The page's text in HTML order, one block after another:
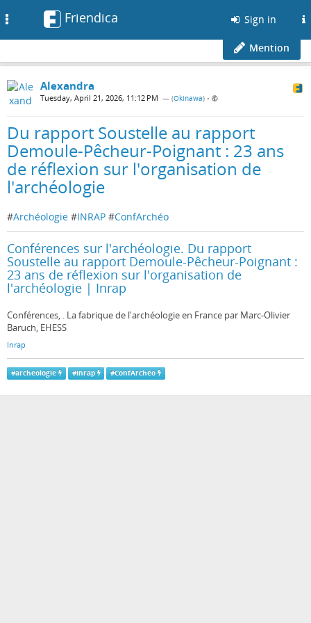
Friendica Sign in
Mention
Alexandra
Tuesday, April 21, 2026, 11:12 PM — (Okinawa) •
Du rapport Soustelle au rapport
Demoule-Pêcheur-Poignant : 23 ans
de réflexion sur l'organisation de
l'archéologie
#Archéologie #INRAP #ConfArchéo
Conférences sur l'archéologie. Du rapport
Soustelle au rapport Demoule-Pêcheur-Poignant :
23 ans de réflexion sur l'organisation de
l'archéologie | Inrap
Conférences, . La fabrique de l'archéologie en France par Marc-Olivier
Baruch, EHESS
Inrap
#archeologie #inrap #ConfArchéo